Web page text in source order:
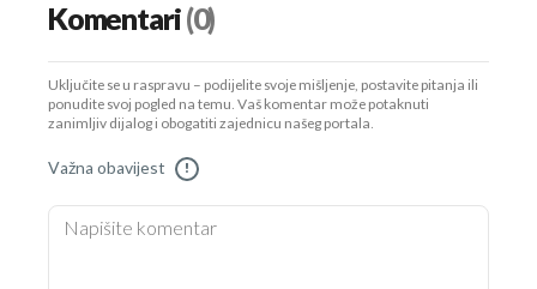
Komentari(0)
Uključite se u raspravu – podijelite svoje mišljenje, postavite pitanja ili
ponudite svoj pogled na temu. Vaš komentar može potaknuti
zanimljiv dijalog i obogatiti zajednicu našeg portala.
Važna obavijest !